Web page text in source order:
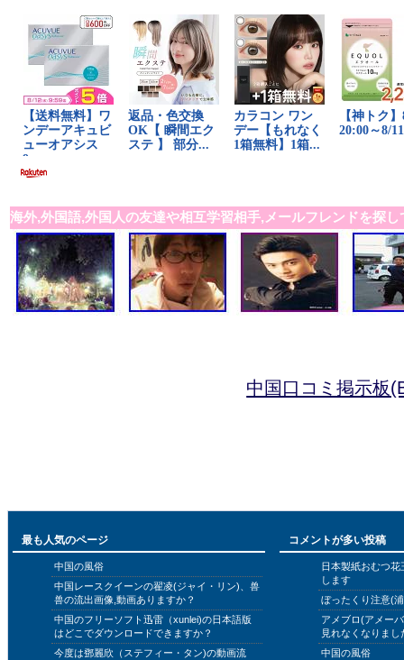
海外,外国語,外国人の友達や相互学習相手,メールフレンドを探し
中国口コミ掲示板
最も人気のページ
中国の風俗
中国レースクイーンの翟凌(ジャイ・リン)、兽
兽の流出画像,動画ありますか？
中国のフリーソフト迅雷（xunlei)の日本語版
はどこでダウンロードできますか？
今度は鄧麗欣（ステフィー・タン)の動画流
コメントが多い投稿
日本製紙おむつ
します
ぼったくり注意(
アメブロ(アメー
見れなくなりまし
中国の風俗